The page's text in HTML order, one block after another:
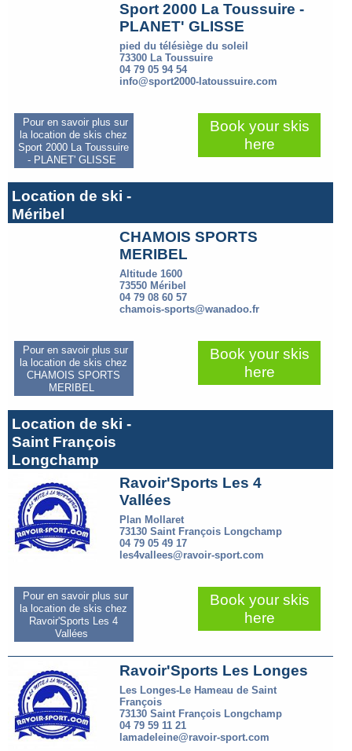
Sport 2000 La Toussuire -
PLANET' GLISSE
pied du télésiège du soleil
73300 La Toussuire
04 79 05 94 54
info@sport2000-latoussuire.com
Pour en savoir plus sur
la location de skis chez
Sport 2000 La Toussuire
- PLANET' GLISSE
Book your skis
here
Location de ski -
Méribel
CHAMOIS SPORTS
MERIBEL
Altitude 1600
73550 Méribel
04 79 08 60 57
chamois-sports@wanadoo.fr
Pour en savoir plus sur
la location de skis chez
CHAMOIS SPORTS
MERIBEL
Book your skis
here
Location de ski -
Saint François
Longchamp
Ravoir'Sports Les 4
Vallées
Plan Mollaret
73130 Saint François Longchamp
04 79 05 49 17
les4vallees@ravoir-sport.com
Pour en savoir plus sur
la location de skis chez
Ravoir'Sports Les 4
Vallées
Book your skis
here
Ravoir'Sports Les Longes
Les Longes-Le Hameau de Saint
François
73130 Saint François Longchamp
04 79 59 11 21
lamadeleine@ravoir-sport.com